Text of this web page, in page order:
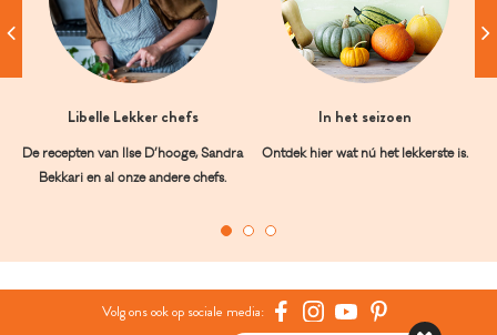
Libelle Lekker chefs
De recepten van Ilse D’hooge, Sandra
Bekkari en al onze andere chefs.
In het seizoen
Ontdek hier wat nú het lekkerste is.
Volg ons ook op sociale media: